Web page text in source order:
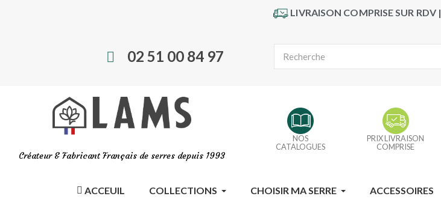
LIVRAISON COMPRISE SUR RDV |
02 51 00 84 97
Créateur & Fabricant Français de serres depuis 1993
NOS
CATALOGUES
PRIX LIVRAISON
COMPRISE
ACCEUIL COLLECTIONS CHOISIR MA SERRE ACCESSOIRES